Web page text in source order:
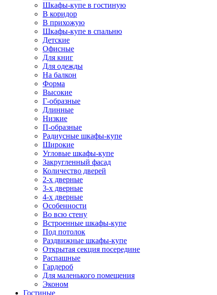
Шкафы-купе в гостиную
В коридор
В прихожую
Шкафы-купе в спальню
Детские
Офисные
Для книг
Для одежды
На балкон
Форма
Высокие
Г-образные
Длинные
Низкие
П-образные
Радиусные шкафы-купе
Широкие
Угловые шкафы-купе
Закругленный фасад
Количество дверей
2-х дверные
3-х дверные
4-х дверные
Особенности
Во всю стену
Встроенные шкафы-купе
Под потолок
Раздвижные шкафы-купе
Открытая секция посередине
Распашные
Гардероб
Для маленького помещения
Эконом
Гостиные